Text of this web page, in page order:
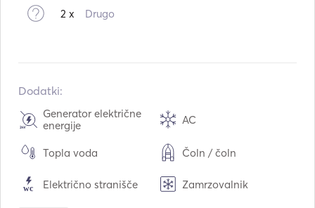
2 x Drugo
Dodatki:
Generator električne
energije
AC
Topla voda Čoln / čoln
Električno stranišče Zamrzovalnik